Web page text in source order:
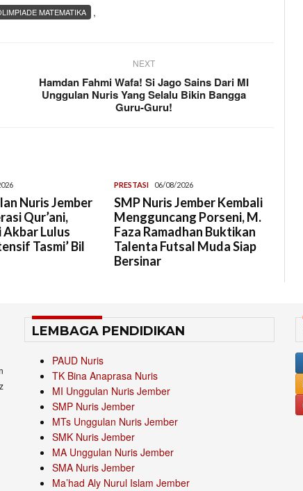
,
MATEMATIKA
NEXT
Hamdan Fahmi Wafa! Si Jago Sains Dari MI
Unggulan Nuris Yang Selalu Bikin Bangga
Guru-Guru!
Nuris Jember
Qur’ani,
Akbar Lulus
Tasmi’ Bil
PRESTASI 06/08/2026
SMP Nuris Jember Kembali
Mengguncang Porseni, M.
Faza Ramadhan Buktikan
Talenta Futsal Muda Siap
Bersinar
LEMBAGA PENDIDIKAN
PAUD Nuris
TK Bina Anaprasa Nuris
MI Unggulan Nuris Jember
SMP Nuris Jember
MTs Unggulan Nuris Jember
SMK Nuris Jember
MA Unggulan Nuris Jember
SMA Nuris Jember
Ma’had Aly Nurul Islam Jember